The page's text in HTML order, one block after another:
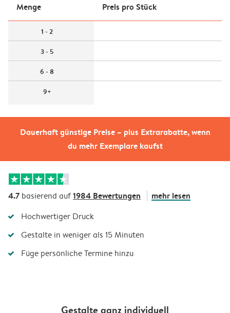
Dauerhaft günstige Preise – plus Extrarabatte, wenn
du mehr Exemplare kaufst
Menge Preis pro Stück
1 - 2
3 - 5
6 - 8
9+
4.7 basierend auf1984 Bewertungen mehr lesen
Hochwertiger Druck
Gestalte in weniger als 15 Minuten
Füge persönliche Termine hinzu
Gestalte ganz individuell